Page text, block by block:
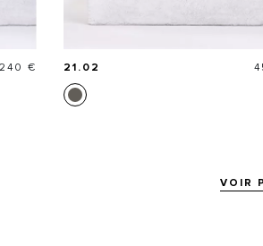
€ 21.02
VOIR